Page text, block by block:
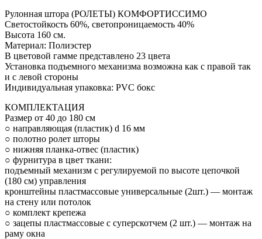
Рулонная штора (РОЛЕТЫ) КОМФОРТИССИМО
Светостойкость 60%, светопроницаемость 40%
Высота 160 см.
Материал: Полиэстер
В цветовой гамме представлено 23 цвета
Установка подъемного механизма возможна как с правой так
и с левой стороны
Индивидуальная упаковка: PVC бокс
КОМПЛЕКТАЦИЯ
Размер от 40 до 180 см
○ направляющая (пластик) d 16 мм
○ полотно ролет шторы
○ нижняя планка-отвес (пластик)
○ фурнитура в цвет ткани:
подъемный механизм с регулируемой по высоте цепочкой
(180 см) управления
кронштейны пластмассовые универсальные (2шт.) — монтаж
на стену или потолок
○ комплект крепежа
○ зацепы пластмассовые с суперскотчем (2 шт.) — монтаж на
раму окна